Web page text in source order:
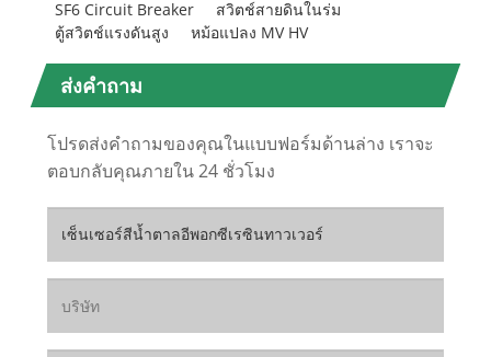
SF6 Circuit Breaker
สวิตช์สายดินในร่ม
ตู้สวิตช์แรงดันสูง
หม้อแปลง MV HV
ส่งคำถาม
โปรดส่งคำถามของคุณในแบบฟอร์มด้านล่าง เราจะ
ตอบกลับคุณภายใน 24 ชั่วโมง